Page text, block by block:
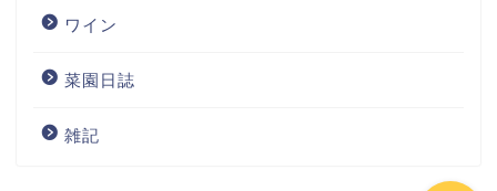
ワイン
菜園日誌
雑記